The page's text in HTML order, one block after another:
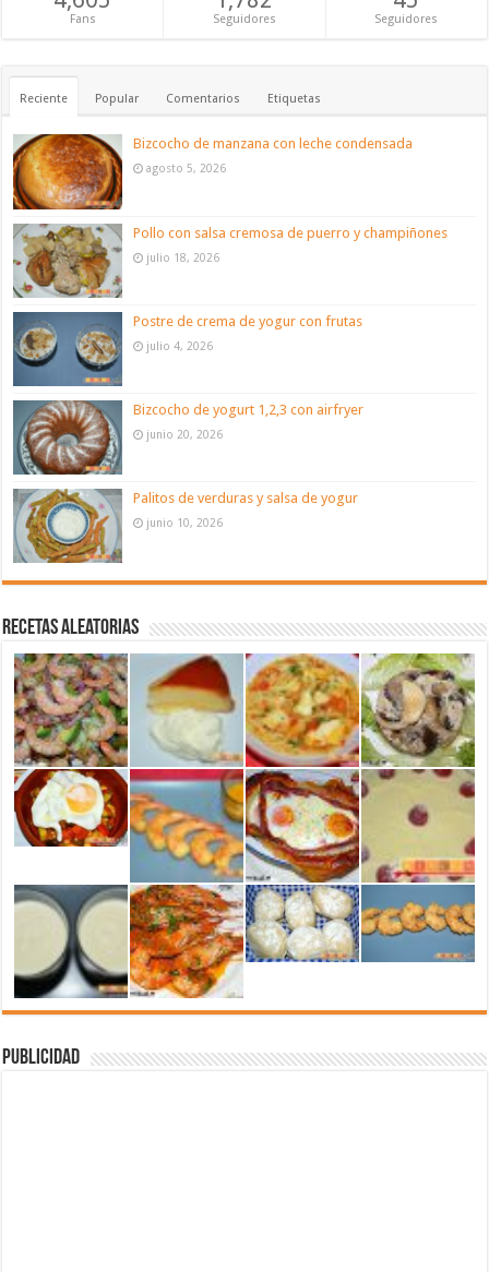
Fans Seguidores Seguidores
Reciente Popular Comentarios Etiquetas
Bizcocho de manzana con leche condensada
agosto 5, 2026
Pollo con salsa cremosa de puerro y champiñones
julio 18, 2026
Postre de crema de yogur con frutas
julio 4, 2026
Bizcocho de yogurt 1,2,3 con airfryer
junio 20, 2026
Palitos de verduras y salsa de yogur
junio 10, 2026
Recetas aleatorias
Publicidad